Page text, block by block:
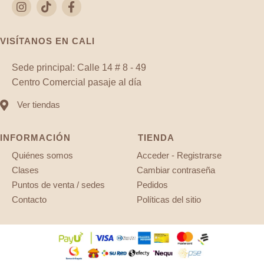
VISÍTANOS EN CALI
Sede principal: Calle 14 # 8 - 49
Centro Comercial pasaje al día
Ver tiendas
INFORMACIÓN
Quiénes somos
Clases
Puntos de venta / sedes
Contacto
TIENDA
Acceder - Registrarse
Cambiar contraseña
Pedidos
Políticas del sitio